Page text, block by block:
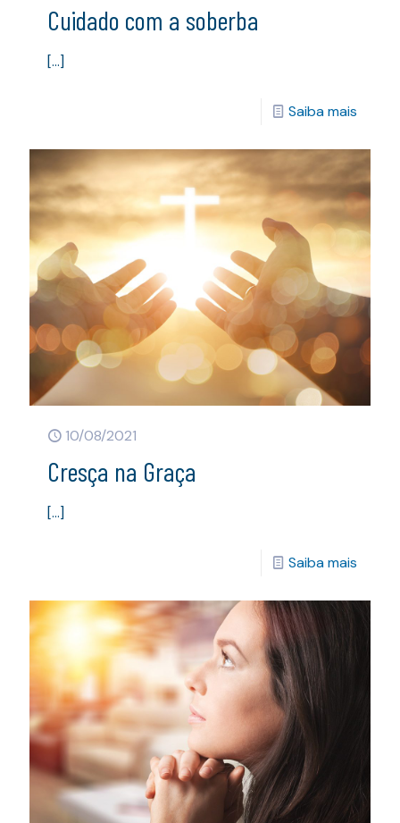
Cuidado com a soberba
[…]
Saiba mais
10/08/2021
Cresça na Graça
[…]
Saiba mais